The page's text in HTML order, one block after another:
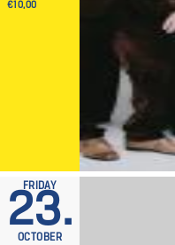
€10,00
FRIDAY
23.
OCTOBER